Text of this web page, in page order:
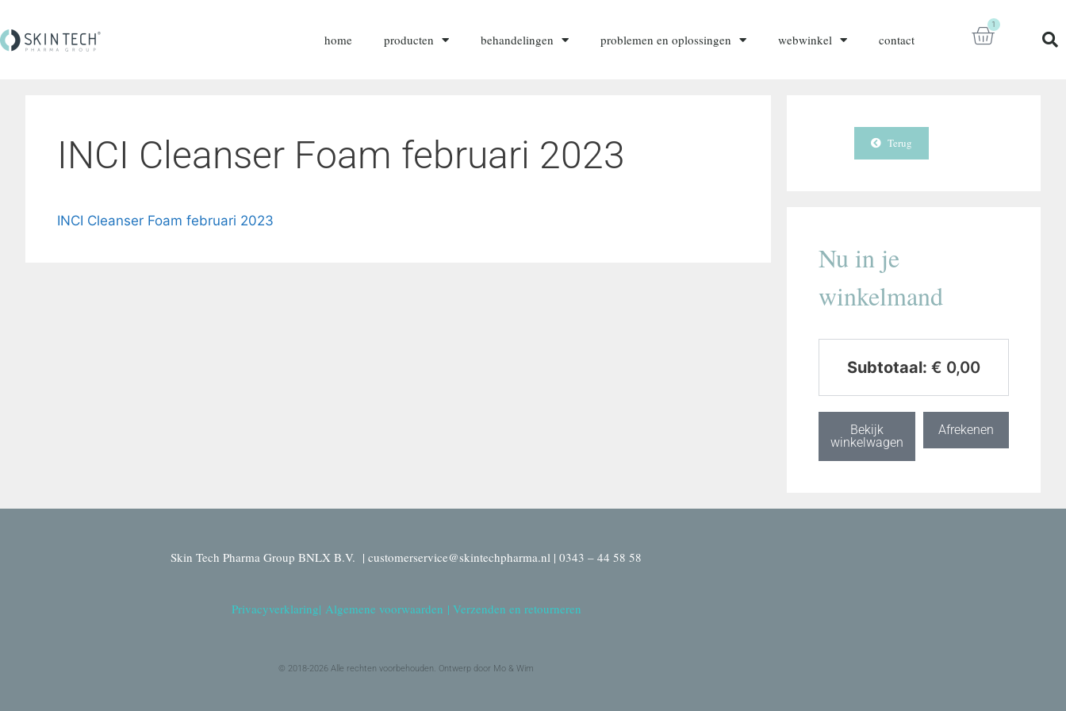
home producten behandelingen problemen en oplossingen webwinkel contact
1
INCI Cleanser Foam februari 2023
INCI Cleanser Foam februari 2023
Terug
Nu in je
winkelmand
Subtotaal: € 0,00
Bekijk
winkelwagen
Afrekenen
Skin Tech Pharma Group BNLX B.V. | customerservice@skintechpharma.nl | 0343 – 44 58 58
Privacyverklaring| Algemene voorwaarden | Verzenden en retourneren
© 2018-2026 Alle rechten voorbehouden. Ontwerp door Mo & Wim